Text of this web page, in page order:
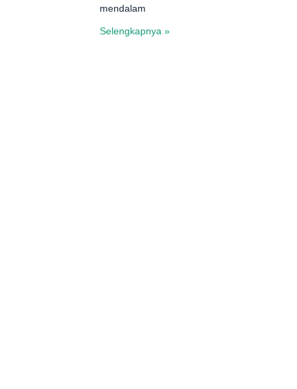
mendalam
Selengkapnya »